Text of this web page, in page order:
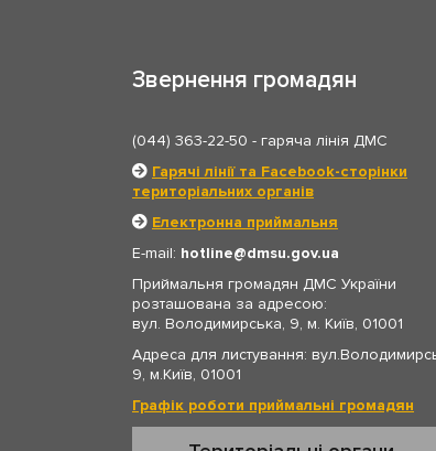
Звернення громадян
(044) 363-22-50 - гаряча лінія ДМС
Гарячі лінії та Facebook-сторінки
територіальних органів
Електронна приймальня
E-mail: hotline
dmsu.gov.ua
Приймальня громадян ДМС України
розташована за адресою:
вул. Володимирська, 9, м. Київ, 01001
Адреса для листування:
9, м.Київ, 01001
Графік роботи приймальні громадян